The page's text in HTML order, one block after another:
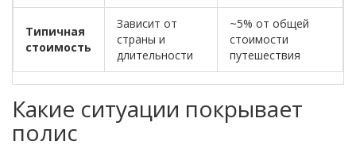
Типичная
стоимость
Зависит от
страны и
длительности
~5% от общей
стоимости
путешествия
Какие ситуации покрывает
полис